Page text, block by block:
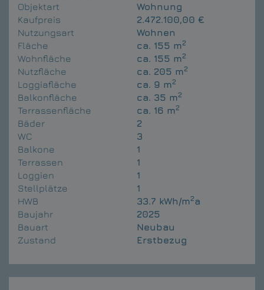
Objektart
Wohnung
Kaufpreis
2.472.100,00 €
Nutzungsart
Wohnen
Fläche
ca. 155 m2
Wohnfläche ca. 155 m2
Nutzfläche ca. 205 m2
Loggiafläche ca. 9 m2
Balkonfläche ca. 35 m2
Terrassenfläche ca. 16 m2
Bäder
2
WC
3
Balkone
1
Terrassen
1
Loggien
1
Stellplätze
1
HWB
33.7 kWh/m2a
Baujahr
2025
Bauart
Neubau
Zustand
Erstbezug